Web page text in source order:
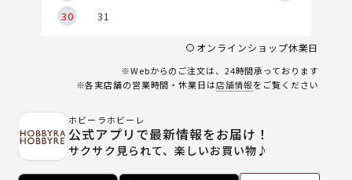
30
31
オンラインショップ休業日
※Webからのご注文は、24時間承っております
※各実店舗の営業時間・休業日は店舗情報をご覧ください
ホビーラホビーレ
公式アプリで最新情報をお届け！
サクサク見られて、楽しいお買い物♪